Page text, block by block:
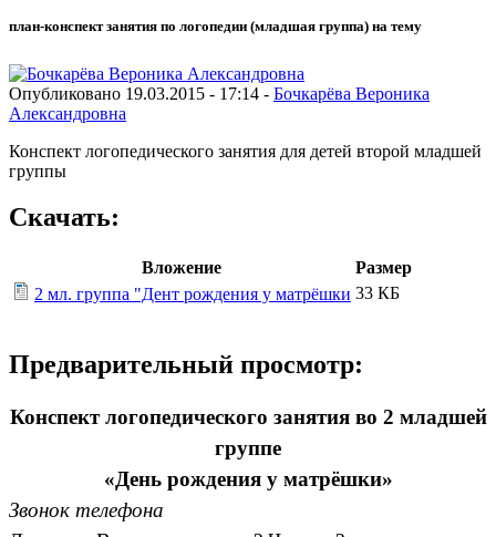
план-конспект занятия по логопедии (младшая группа) на тему
Опубликовано 19.03.2015 - 17:14 - Бочкарёва Вероника
Александровна
Конспект логопедического занятия для детей второй младшей
группы
Скачать:
Вложение
Размер
2 мл. группа "Дент рождения у матрёшки 33 КБ
Предварительный просмотр:
Конспект логопедического занятия во 2 младшей
группе
«День рождения у матрёшки»
Звонок телефона